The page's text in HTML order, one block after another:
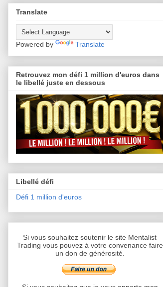
Translate
Powered by Translate
Retrouvez mon défi 1 million d'euros dans
le libellé juste en dessous
Libellé défi
Défi 1 million d'euros
Si vous souhaitez soutenir le site Mentalist
Trading vous pouvez à votre convenance faire
un don de générosité.